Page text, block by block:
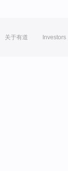
关于有道 Investors